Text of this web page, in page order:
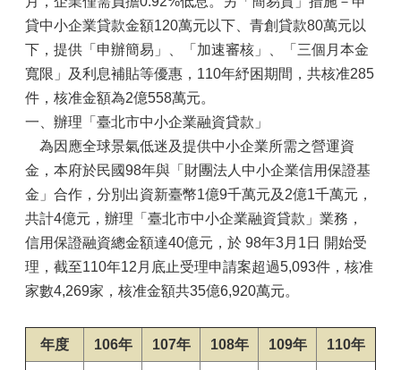
貸中小企業貸款金額120萬元以下、青創貸款80萬元以
下，提供「申辦簡易」、「加速審核」、「三個月本金
寬限」及利息補貼等優惠，110年紓困期間，共核准285
件，核准金額為2億558萬元。
一、辦理「臺北市中小企業融資貸款」
為因應全球景氣低迷及提供中小企業所需之營運資
金，本府於民國98年與「財團法人中小企業信用保證基
金」合作，分別出資新臺幣1億9千萬元及2億1千萬元，
共計4億元，辦理「臺北市中小企業融資貸款」業務，
信用保證融資總金額達40億元，於 98年3月1日 開始受
理，截至110年12月底止受理申請案超過5,093件，核准
家數4,269家，核准金額共35億6,920萬元。
年度 106年 107年 108年 109年 110年